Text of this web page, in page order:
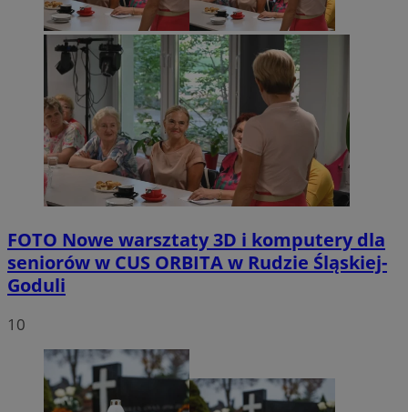
FOTO Nowe warsztaty 3D i komputery dla
seniorów w CUS ORBITA w Rudzie Śląskiej-
Goduli
10